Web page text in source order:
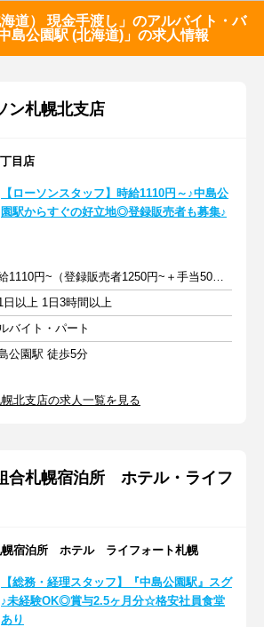
海道） 現金手渡し」のアルバイト・バ
島公園駅 (北海道)」の求人情報
ン札幌北支店
目店
【ローソンスタッフ】時給1110円～♪中島公
園駅からすぐの好立地◎登録販売者も募集♪
時給1110円~（登録販売者1250円~＋手当5000円）＋交通費全額支給
日以上 1日3時間以上
バイト・パート
公園駅 徒歩5分
北支店の求人一覧を見る
合札幌宿泊所 ホテル・ライフ
幌宿泊所 ホテル ライフォート札幌
【総務・経理スタッフ】『中島公園駅』スグ
♪未経験OK◎賞与2.5ヶ月分☆格安社員食堂
あり